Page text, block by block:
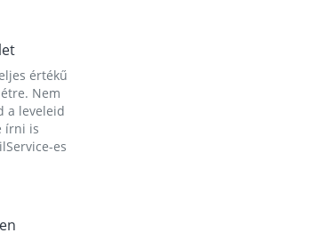
értékű
Nem
a leveleid
írni is
es